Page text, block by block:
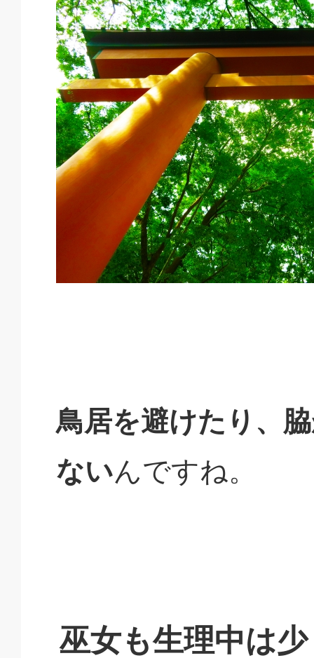
鳥居を避けたり、
ないんですね。
巫女も生理中は